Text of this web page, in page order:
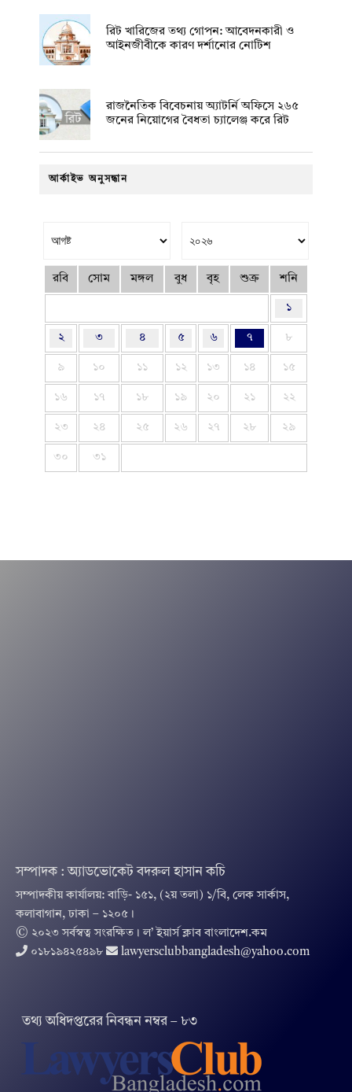
রিট খারিজের তথ্য গোপন: আবেদনকারী ও
আইনজীবীকে কারণ দর্শানোর নোটিশ
রাজনৈতিক বিবেচনায় অ‍্যাটর্নি অফিসে ২৬৫
জনের নিয়োগের বৈধতা চ্যালেঞ্জ করে রিট
আর্কাইভ অনুসন্ধান
রবি সোম মঙ্গল বুধ বৃহ শুক্র শনি
১
২ ৩ ৪ ৫ ৬ ৭ ৮
৯ ১০ ১১ ১২ ১৩ ১৪ ১৫
১৬ ১৭ ১৮ ১৯ ২০ ২১ ২২
২৩ ২৪ ২৫ ২৬ ২৭ ২৮ ২৯
৩০ ৩১
সম্পাদক : অ্যাডভোকেট বদরুল হাসান কচি
সম্পাদকীয় কার্যালয়: বাড়ি- ১৫১, (২য় তলা) ১/বি, লেক সার্কাস,
কলাবাগান, ঢাকা – ১২০৫।
© ২০২৩ সর্বস্বত্ব সংরক্ষিত । ল’ ইয়ার্স ক্লাব বাংলাদেশ.কম
০১৮১৯৪২৫৪৯৮
lawyersclubbangladesh@yahoo.com
তথ‌্য অ‌ধিদপ্ত‌রের নিবন্ধন নম্বর – ৮৩